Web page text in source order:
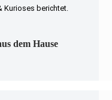
Kurioses berichtet.
dem Hause